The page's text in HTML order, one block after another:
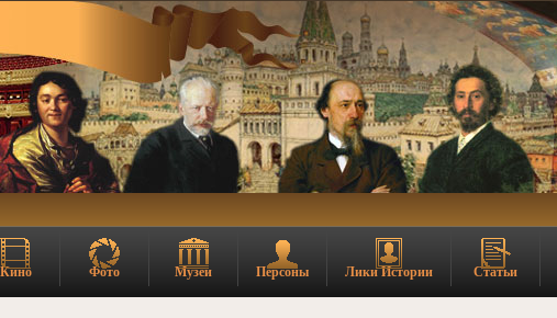
Кино Фото Музеи Персоны Лики Истории Статьи